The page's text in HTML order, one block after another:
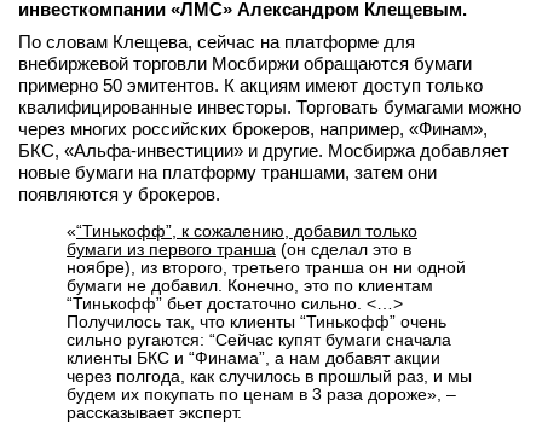
Мероприятия
Новости
Интервью
вконтакте
телеграм
Стать автором
Вход
инвесткомпании «ЛМС» Александром Клещевым.
По словам Клещева, сейчас на платформе для
внебиржевой торговли Мосбиржи обращаются бумаги
примерно 50 эмитентов. К акциям имеют доступ только
квалифицированные инвесторы. Торговать бумагами можно
через многих российских брокеров, например, «Финам»,
БКС, «Альфа-инвестиции» и другие. Мосбиржа добавляет
новые бумаги на платформу траншами, затем они
появляются у брокеров.
«“Тинькофф”, к сожалению, добавил только
бумаги из первого транша (он сделал это в
ноябре), из второго, третьего транша он ни одной
бумаги не добавил. Конечно, это по клиентам
“Тинькофф” бьет достаточно сильно. <…>
Получилось так, что клиенты “Тинькофф” очень
сильно ругаются: “Сейчас купят бумаги сначала
клиенты БКС и “Финама”, а нам добавят акции
через полгода, как случилось в прошлый раз, и мы
будем их покупать по ценам в 3 раза дороже», –
рассказывает эксперт.